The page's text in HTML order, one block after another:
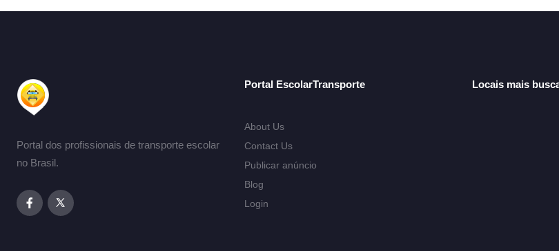
Portal dos profissionais de transporte escolar
no Brasil.
Portal EscolarTransporte
About Us
Contact Us
Publicar anúncio
Blog
Login
Locais mais